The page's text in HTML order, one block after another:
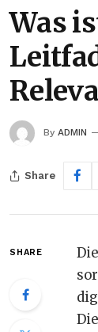
Was
By ADMIN
Share
SHARE